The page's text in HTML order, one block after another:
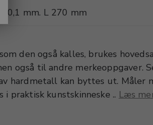
0,1 mm. L 270 mm
den også kalles, brukes
også til andre merkeoppgaver.
hardmetall kan byttes ut. Måler
praktisk kunstskinneske .. Læs